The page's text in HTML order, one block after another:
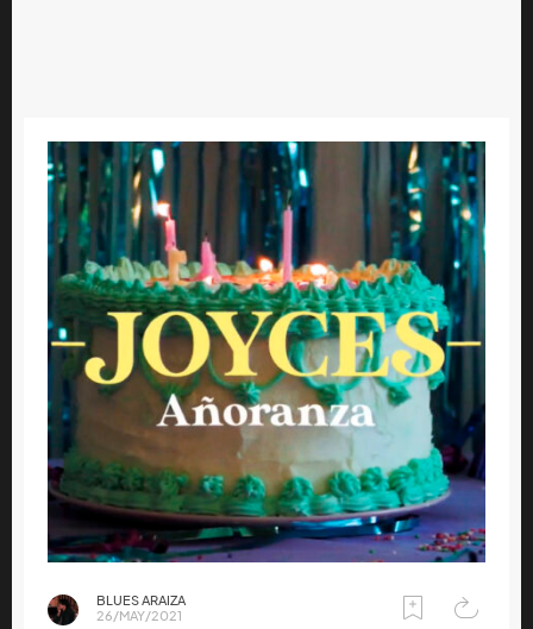
BLUES ARAIZA
26/MAY/2021